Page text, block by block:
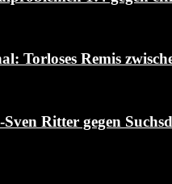
Torloses Remis
Ritter gegen